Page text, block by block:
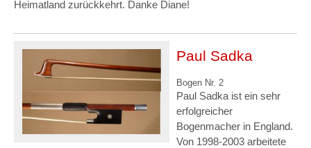
Heimatland zurückkehrt. Danke Diane!
Paul Sadka
Bogen Nr. 2
Paul Sadka ist ein sehr
erfolgreicher
Bogenmacher in England.
Von 1998-2003 arbeitete